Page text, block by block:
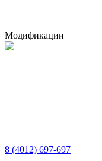
Модификации
8 (4012) 697-697